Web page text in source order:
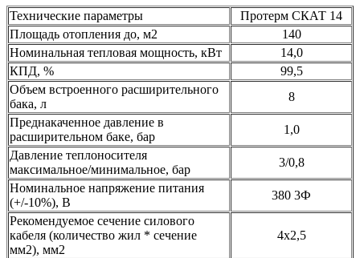
Технические параметры
Протерм СКАТ 14
Площадь отопления до, м2
140
Номинальная тепловая мощность, кВт
14,0
КПД, %
99,5
Объем встроенного расширительного
бака, л
8
Преднакаченное давление в
расширительном баке, бар
1,0
Давление теплоносителя
максимальное/минимальное, бар
3/0,8
Номинальное напряжение питания
(+/-10%), В
380 3Ф
Рекомендуемое сечение силового
кабеля (количество жил * сечение
мм2), мм2
4х2,5